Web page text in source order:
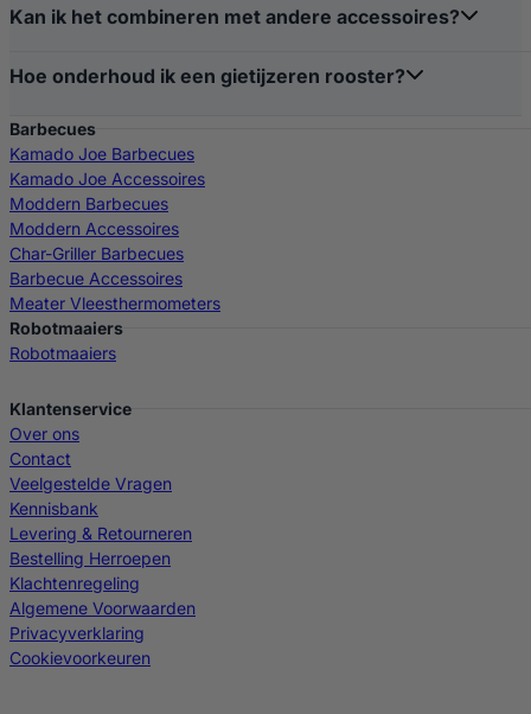
Kan ik het combineren met andere accessoires?
Hoe onderhoud ik een gietijzeren rooster?
Barbecues
Kamado Joe Barbecues
Kamado Joe Accessoires
Moddern Barbecues
Moddern Accessoires
Char-Griller Barbecues
Barbecue Accessoires
Meater Vleesthermometers
Robotmaaiers
Robotmaaiers
Klantenservice
Over ons
Contact
Veelgestelde Vragen
Kennisbank
Levering & Retourneren
Bestelling Herroepen
Klachtenregeling
Algemene Voorwaarden
Privacyverklaring
Cookievoorkeuren